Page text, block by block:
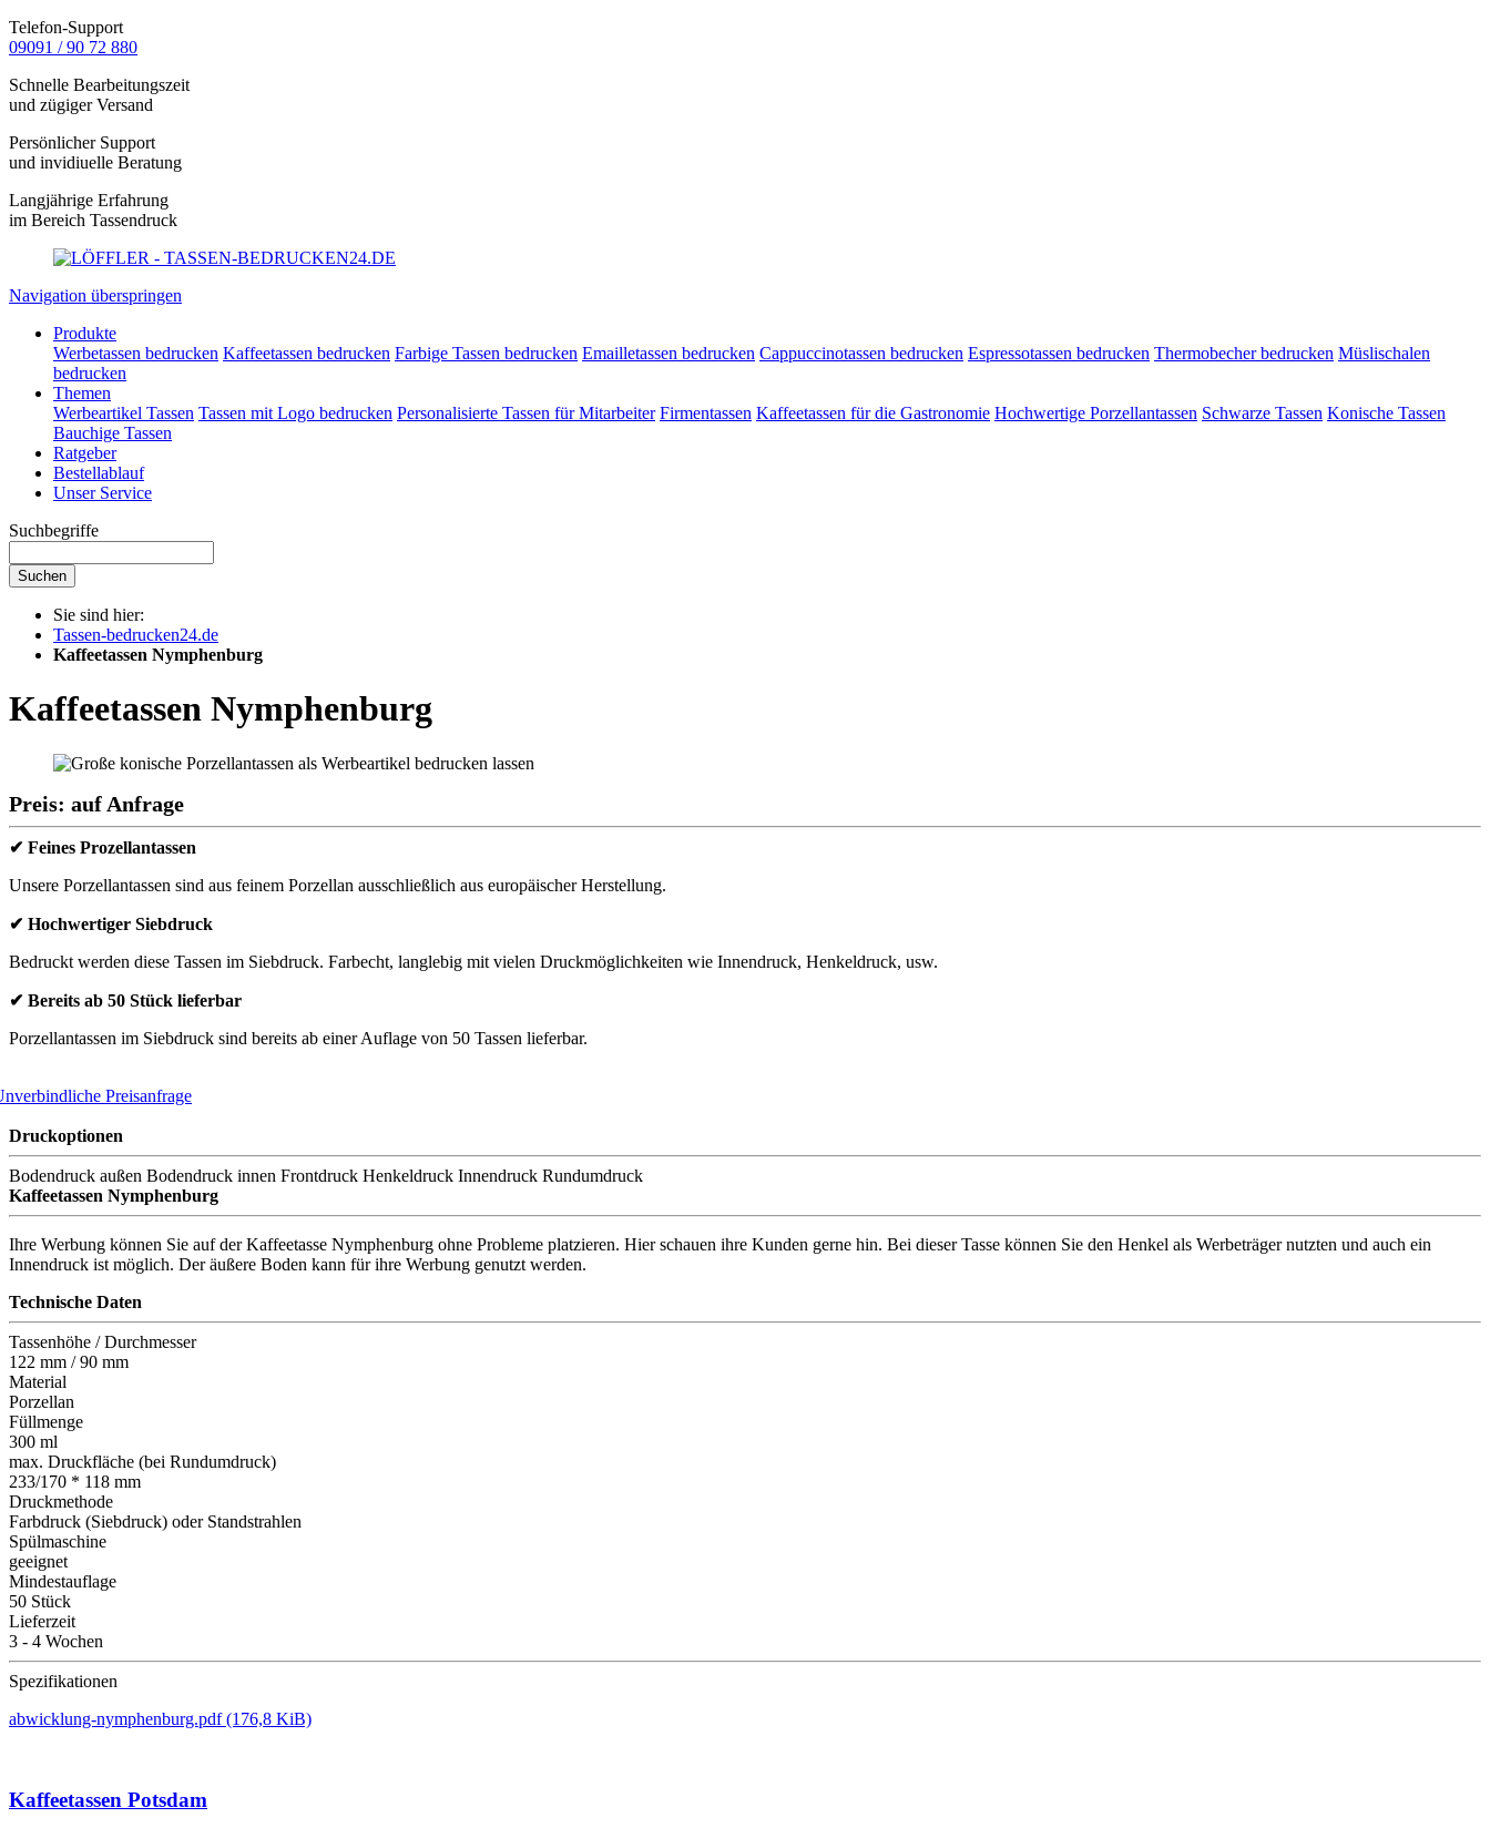
Telefon-Support
09091 / 90 72 880
Schnelle Bearbeitungszeit
und zügiger Versand
Persönlicher Support
und invidiuelle Beratung
Langjährige Erfahrung
im Bereich Tassendruck
Navigation überspringen
Produkte
Werbetassen bedrucken Kaffeetassen bedrucken Farbige Tassen bedrucken Emailletassen bedrucken Cappuccinotassen bedrucken Espressotassen bedrucken Thermobecher bedrucken Müslischalen
bedrucken
Themen
Werbeartikel Tassen Tassen mit Logo bedrucken Personalisierte Tassen für Mitarbeiter Firmentassen Kaffeetassen für die Gastronomie Hochwertige Porzellantassen Schwarze Tassen Konische Tassen
Bauchige Tassen
Ratgeber
Bestellablauf
Unser Service
Suchbegriffe
Suchen
Sie sind hier:
Tassen-bedrucken24.de
Kaffeetassen Nymphenburg
Kaffeetassen Nymphenburg
Preis: auf Anfrage
✔ Feines Prozellantassen
Unsere Porzellantassen sind aus feinem Porzellan ausschließlich aus europäischer Herstellung.
✔ Hochwertiger Siebdruck
Bedruckt werden diese Tassen im Siebdruck. Farbecht, langlebig mit vielen Druckmöglichkeiten wie Innendruck, Henkeldruck, usw.
✔ Bereits ab 50 Stück lieferbar
Porzellantassen im Siebdruck sind bereits ab einer Auflage von 50 Tassen lieferbar.
Preisanfrage
Druckoptionen
Bodendruck außen Bodendruck innen Frontdruck Henkeldruck Innendruck Rundumdruck
Kaffeetassen Nymphenburg
Ihre Werbung können Sie auf der Kaffeetasse Nymphenburg ohne Probleme platzieren. Hier schauen ihre Kunden gerne hin. Bei dieser Tasse können Sie den Henkel als Werbeträger nutzten und auch ein
Innendruck ist möglich. Der äußere Boden kann für ihre Werbung genutzt werden.
Technische Daten
Tassenhöhe / Durchmesser
122 mm / 90 mm
Material
Porzellan
Füllmenge
300 ml
max. Druckfläche (bei Rundumdruck)
233/170 * 118 mm
Druckmethode
Farbdruck (Siebdruck) oder Standstrahlen
Spülmaschine
geeignet
Mindestauflage
50 Stück
Lieferzeit
3 - 4 Wochen
Spezifikationen
abwicklung-nymphenburg.pdf(176,8 KiB)
Kaffeetassen Potsdam